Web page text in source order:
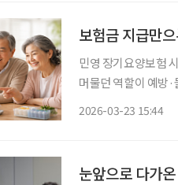
보험금 지급만
민영 장기요양보험
머물던 역할이 예방
2026-03-23 15:44
눈앞으로 다가